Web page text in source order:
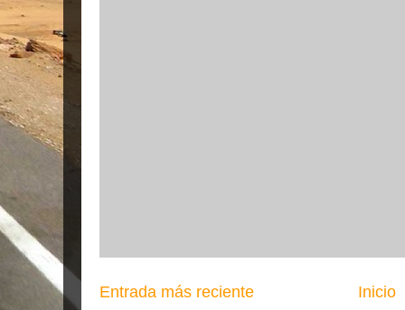
Entrada más reciente Inicio